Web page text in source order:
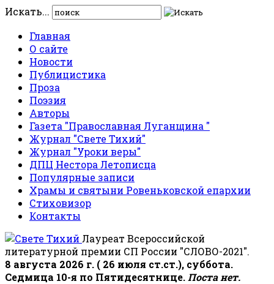
Искать...
Главная
О сайте
Новости
Публицистика
Проза
Поэзия
Авторы
Газета "Православная Луганщина "
Журнал "Свете Тихий"
Журнал "Уроки веры"
ДПЦ Нестора Летописца
Популярные записи
Храмы и святыни Ровеньковской епархии
Стиховизор
Контакты
Лауреат Всероссийской
литературной премии СП России "СЛОВО-2021".
8 августа 2026 г. ( 26 июля ст.ст.), суббота.
Седмица 10-я по Пятидесятнице. Поста нет.